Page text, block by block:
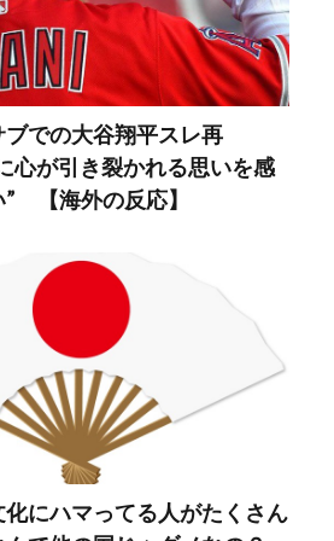
LAD 6-
外の反
での大谷翔平スレ再
が引き裂かれる思いを感
” 【海外の反応】
化にハマってる人がたくさん